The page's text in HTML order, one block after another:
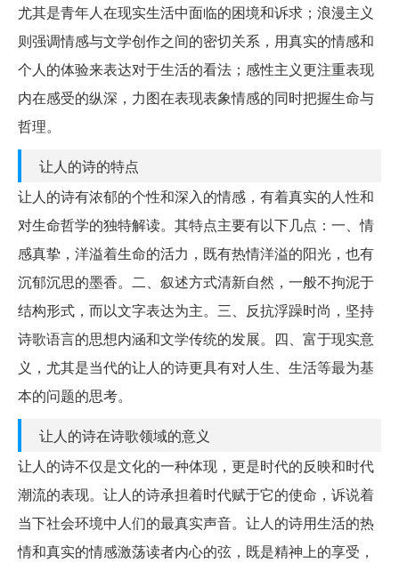
尤其是青年人在现实生活中面临的困境和诉求；浪漫主义
则强调情感与文学创作之间的密切关系，用真实的情感和
个人的体验来表达对于生活的看法；感性主义更注重表现
内在感受的纵深，力图在表现表象情感的同时把握生命与
哲理。
让人的诗的特点
让人的诗有浓郁的个性和深入的情感，有着真实的人性和
对生命哲学的独特解读。其特点主要有以下几点：一、情
感真挚，洋溢着生命的活力，既有热情洋溢的阳光，也有
沉郁沉思的墨香。二、叙述方式清新自然，一般不拘泥于
结构形式，而以文字表达为主。三、反抗浮躁时尚，坚持
诗歌语言的思想内涵和文学传统的发展。四、富于现实意
义，尤其是当代的让人的诗更具有对人生、生活等最为基
本的问题的思考。
让人的诗在诗歌领域的意义
让人的诗不仅是文化的一种体现，更是时代的反映和时代
潮流的表现。让人的诗承担着时代赋于它的使命，诉说着
当下社会环境中人们的最真实声音。让人的诗用生活的热
情和真实的情感激荡读者内心的弦，既是精神上的享受，